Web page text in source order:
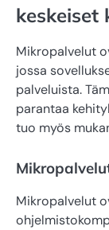
keskeiset
Mikropalvelut
jossa
palveluista.
parantaa
tuo myös
Mikropalvelut